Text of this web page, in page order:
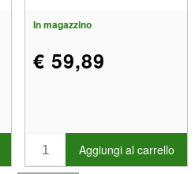
In magazzino
€ 59,89
Aggiungi al carrello